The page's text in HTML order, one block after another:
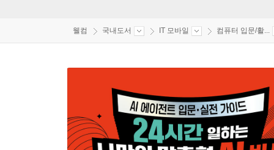
웰컴 국내도서 IT 모바일 컴퓨터 입문/활...